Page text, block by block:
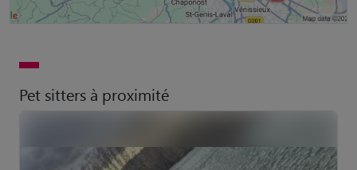
Pet sitters à proximité